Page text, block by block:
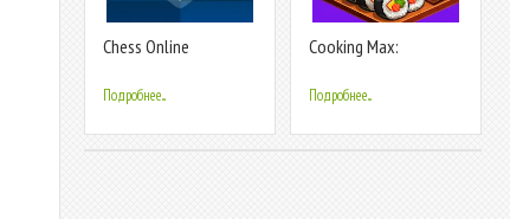
Chess Online
Подробнее...
Cooking Max:
Подробнее...